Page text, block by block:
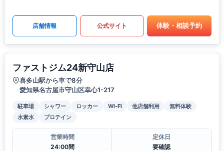
店舗情報 公式サイト 体験・相談予約
ファストジム24新守山店
喜多山駅から車で8分
愛知県名古屋市守山区幸心1-217
駐車場 シャワー ロッカー Wi-Fi 他店舗利用
無料体験
水素水
プロテイン
営業時間
24:00間
定休日
要確認